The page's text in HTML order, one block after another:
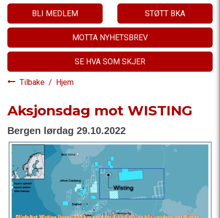
BLI MEDLEM STØTT BKA
MOTTA NYHETSBREV
SE HVA SOM SKJER
Tilbake / Hjem
Aksjonsdag mot WISTING
Bergen lørdag 29.10.2022